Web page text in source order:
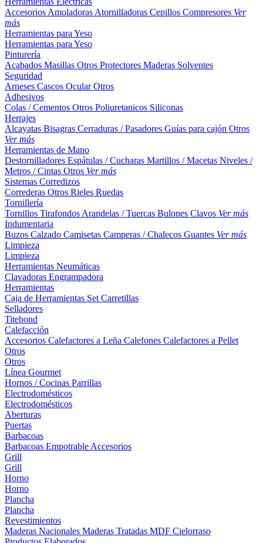
Accesorios Amoladoras Atornilladoras Cepillos Compresores Ver
más
Herramientas para Yeso
Herramientas para Yeso
Pinturería
Acabados Masillas Otros Protectores Maderas Solventes
Seguridad
Arneses Cascos OcularOtros
Adhesivos
Colas / Cementos Otros Poliuretanicos Siliconas
Herrajes
Alcayatas Bisagras Cerraduras / Pasadores Guías para cajón Otros
Ver más
Herramientas de Mano
Destornilladores Espátulas / Cucharas Martillos / Macetas Niveles /
Metros / Cintas Otros Ver más
Sistemas Corredizos
Correderas Otros Rieles Ruedas
Tornillería
Tornillos Tirafondos Arandelas / Tuercas Bulones Clavos Ver más
Indumentaria
Buzos Calzado Camisetas Camperas / Chalecos Guantes Ver más
Limpieza
Limpieza
Herramientas Neumáticas
Clavadoras Engrampadora
Herramientas
Caja de Herramientas Set Carretillas
Selladores
Titebond
Calefacción
Accesorios Calefactores a Leña Calefones Calefactores a Pellet
Otros
Otros
Línea Gourmet
Hornos / Cocinas Parrillas
Electrodomésticos
Electrodomésticos
Aberturas
Puertas
Barbacoas
Barbacoas Empotrable Accesorios
Grill
Grill
Horno
Horno
Plancha
Plancha
Revestimientos
Maderas Nacionales Maderas Tratadas MDF Cielorraso